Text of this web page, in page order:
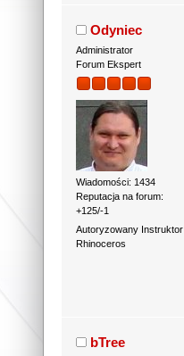
Odyniec
Administrator
Forum Ekspert
Wiadomości: 1434
Reputacja na forum:
+125/-1
Autoryzowany Instruktor
Rhinoceros
bTree